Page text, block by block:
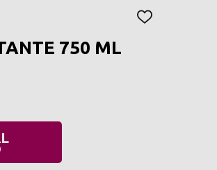
AGGIUNGI
750 ML